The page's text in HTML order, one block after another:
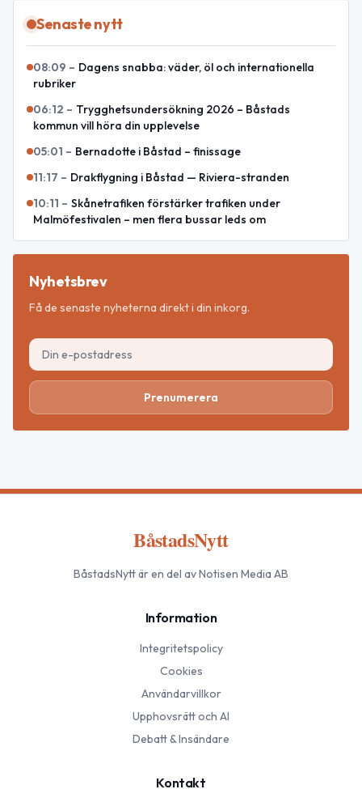
Senaste nytt
08:09 – Dagens snabba: väder, öl och internationella
rubriker
06:12 – Trygghetsundersökning 2026 – Båstads
kommun vill höra din upplevelse
05:01 – Bernadotte i Båstad – finissage
11:17 – Drakflygning i Båstad — Riviera-stranden
10:11 – Skånetrafiken förstärker trafiken under
Malmöfestivalen – men flera bussar leds om
Nyhetsbrev
Få de senaste nyheterna direkt i din inkorg.
Prenumerera
BåstadsNytt
BåstadsNyttär en del av Notisen Media AB
Information
Integritetspolicy
Cookies
Användarvillkor
Upphovsrätt och AI
Debatt & Insändare
Kontakt